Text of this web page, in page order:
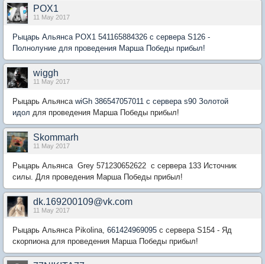
POX1
11 May 2017
Рыцарь Альянса POX1 541165884326 с сервера S126 -
Полнолуние для проведения Марша Победы прибыл!
wiggh
11 May 2017
Рыцарь Альянса wiGh 386547057011 с сервера s90 Золотой
идол для проведения Марша Победы прибыл!
Skommarh
11 May 2017
Рыцарь Альянса Grey 571230652622 с сервера 133 Источник
силы. Для проведения Марша Победы прибыл!
dk.169200109@vk.com
11 May 2017
Рыцарь Альянса Pikolina, 661424969095 с сервера S154 - Яд
скорпиона для проведения Марша Победы прибыл!